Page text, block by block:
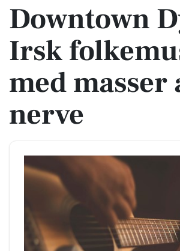
Downtown
Irsk
med masser
nerve